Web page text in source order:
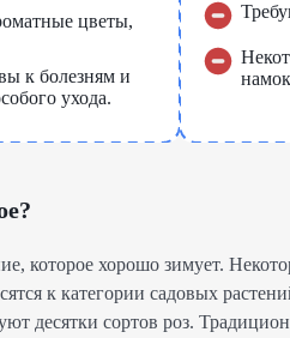
цветы,
к болезням и
ухода.
которое хорошо зимует.
к категории садовых
десятки сортов роз.